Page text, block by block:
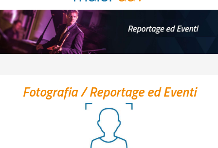
Fotografia/ Reportage ed Eventi